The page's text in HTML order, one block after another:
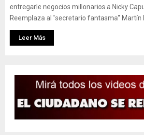
entregarle negocios millonarios a Nicky
Reemplaza al "secretario fantasma" Martín
Leer Más